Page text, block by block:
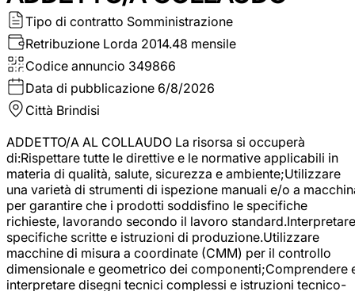
Tipo di contratto Somministrazione
Retribuzione Lorda 2014.48 mensile
Codice annuncio 349866
Data di pubblicazione 6/8/2026
Città Brindisi
ADDETTO/A AL COLLAUDO La risorsa si occuperà
di:Rispettare tutte le direttive e le normative applicabili in
materia di qualità, salute, sicurezza e ambiente;Utilizzare
una varietà di strumenti di ispezione manuali e/o a
per garantire che i prodotti soddisfino le specifiche
richieste, lavorando secondo il lavoro standard.Interpretare
specifiche scritte e istruzioni di produzione.Utilizzare
macchine di misura a coordinate (CMM) per il controllo
dimensionale e geometrico dei componenti;Comprendere
interpretare disegni tecnici complessi e istruzioni tecnico-